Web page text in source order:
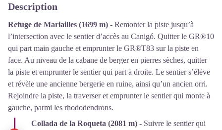
Description
Refuge de Mariailles (1699 m) - Remonter la piste jusqu’à
l’intersection avec le sentier d’accès au Canigó. Quitter le GR®10
qui part main gauche et emprunter le GR®T83 sur la piste en
face. Au niveau de la cabane de berger en pierres sèches, quitter
la piste et emprunter le sentier qui part à droite. Le sentier s’élève
et révèle une ancienne bergerie en ruine, ainsi qu’un ancien orri.
Rejoindre la piste, la traverser et emprunter le sentier qui monte à
gauche, parmi les rhododendrons.
Collada de la Roqueta (2081 m) - Suivre le sentier qui